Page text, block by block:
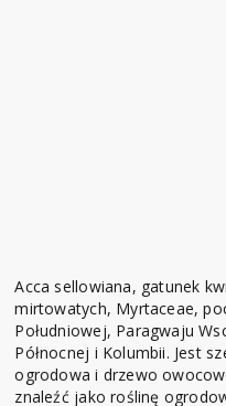
Acca sellowiana, gatunek
mirtowatych, Myrtaceae,
Południowej, Paragwaju
Północnej i Kolumbii. Jest
ogrodowa i drzewo
znaleźć jako roślinę